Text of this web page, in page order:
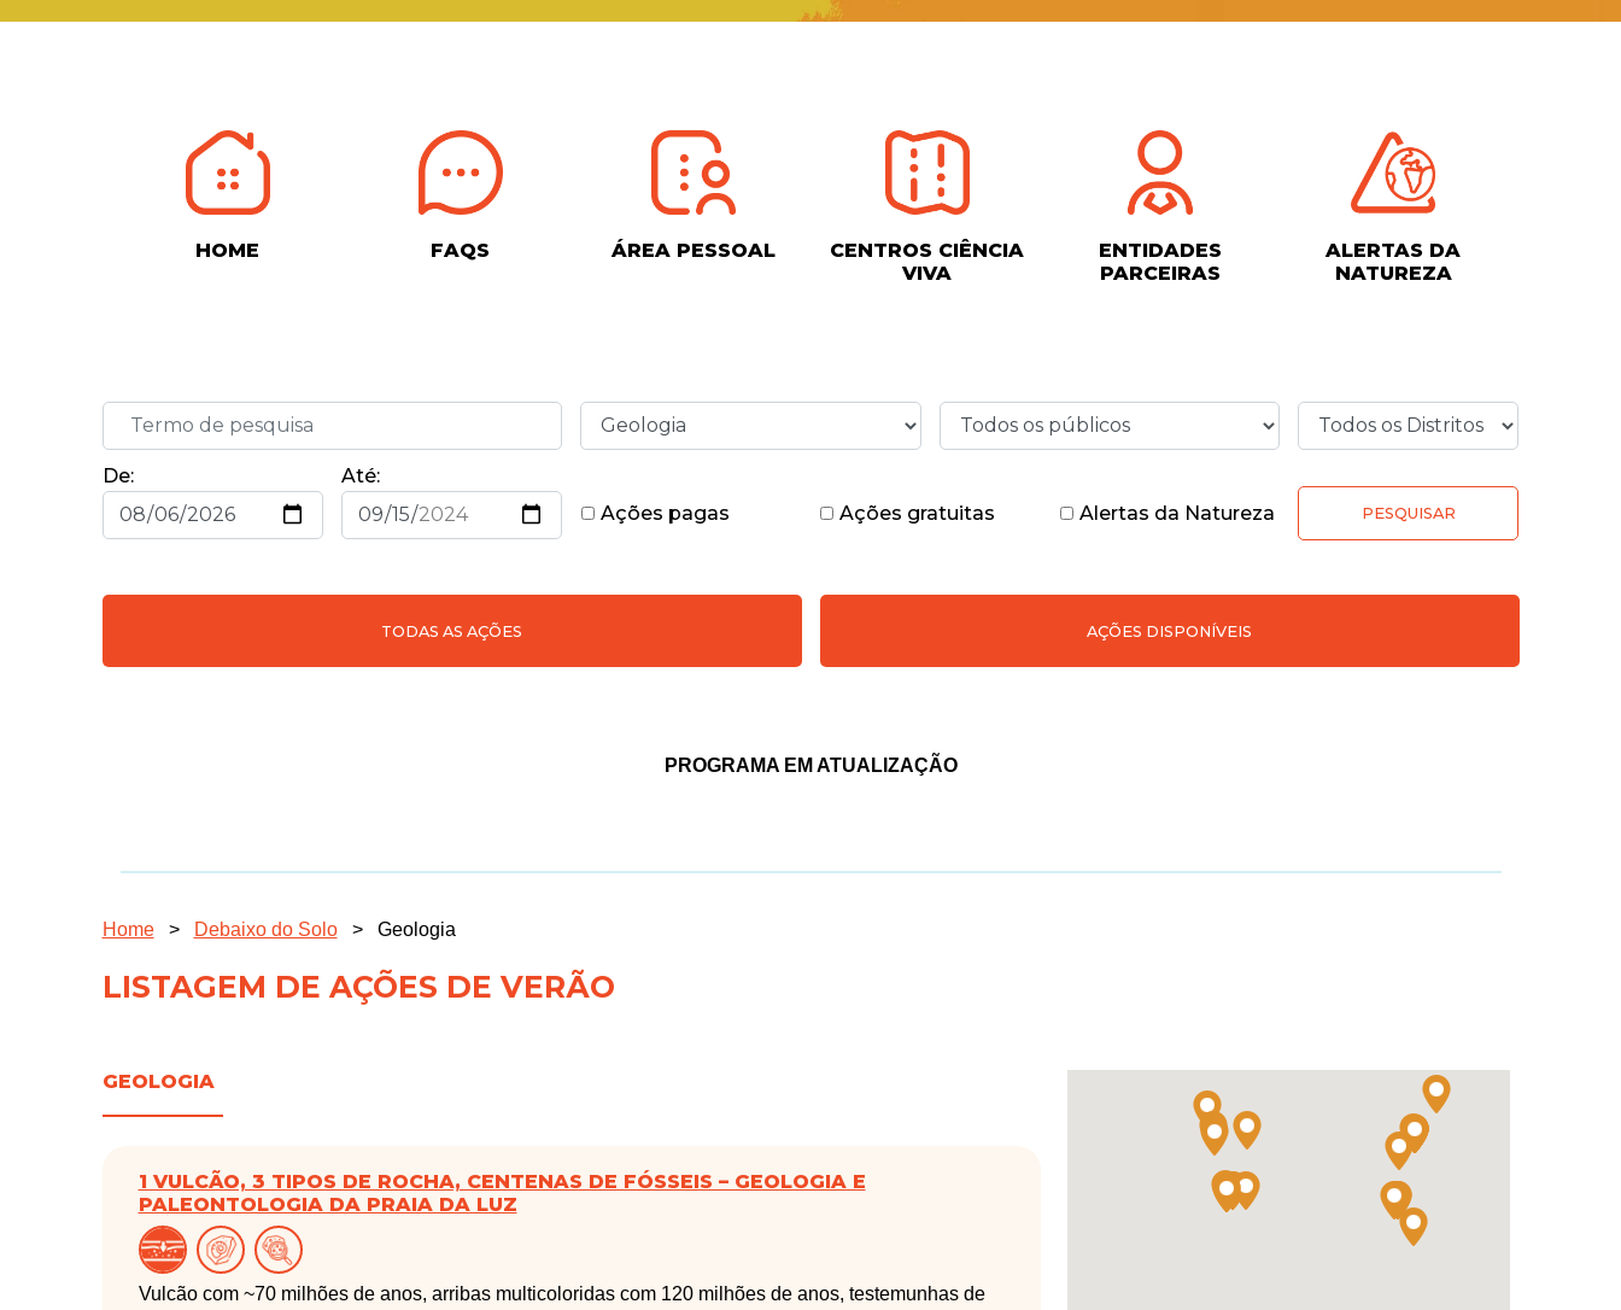
HOME FAQS ÁREA PESSOAL
CENTROS CIÊNCIA
VIVA
ENTIDADES
PARCEIRAS
ALERTAS DA
NATUREZA
De:
Até:
Ações pagas
Ações gratuitas Alertas da Natureza PESQUISAR
TODAS AS AÇÕES AÇÕES DISPONÍVEIS
PROGRAMA EM ATUALIZAÇÃO
Home > Debaixo do Solo > Geologia
LISTAGEM DE AÇÕES DE VERÃO
GEOLOGIA
1 VULCÃO, 3 TIPOS DE ROCHA, CENTENAS DE FÓSSEIS – GEOLOGIA E
PALEONTOLOGIA DA PRAIA DA LUZ
Vulcão com ~70 milhões de anos, arribas multicoloridas com 120 milhões de anos, testemunhas de